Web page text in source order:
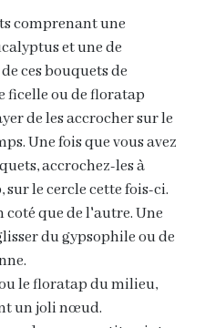
comprenant une
et une de
ces bouquets de
ficelle ou de floratap
de les accrocher sur le
Une fois que vous avez
accrochez-les à
le cercle cette fois-ci.
que de l'autre. Une
du gypsophile ou de
le floratap du milieu,
un joli nœud.